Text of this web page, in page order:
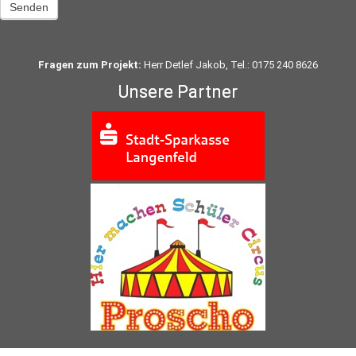
Senden
Fragen zum Projekt: Herr Detlef Jakob, Tel.: 0175 240 8626
Unsere Partner